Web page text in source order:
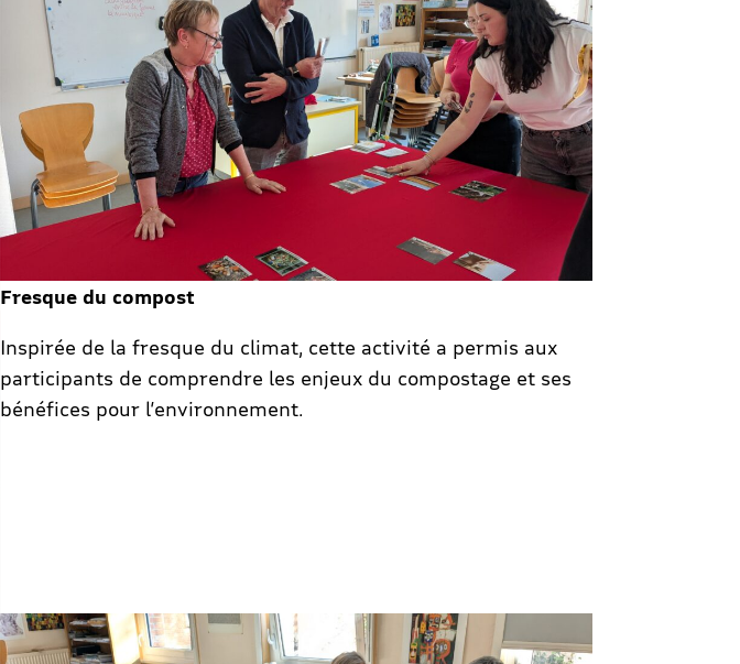
Fresque du compost
Inspirée de la fresque du climat, cette activité a permis aux
participants de comprendre les enjeux du compostage et ses
bénéfices pour l’environnement.